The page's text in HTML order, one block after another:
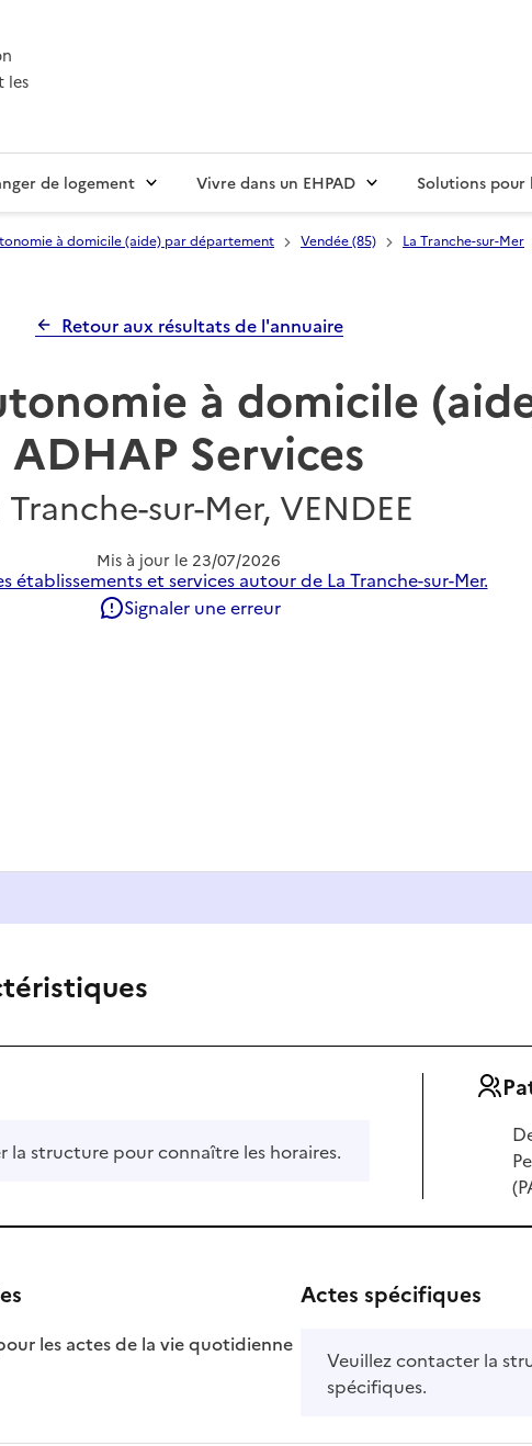
les
de logement Vivre dans un EHPAD Solutions pour
à domicile (aide) par département Vendée (85) La Tranche-sur-Mer
Retour aux résultats de l'annuaire
à domicile
ADHAP Services
Tranche-sur-Mer, VENDEE
Mis à jour le 23/07/2026
établissements et services autour de La Tranche-sur-Mer.
Signaler une erreur
la structure pour connaître les horaires.
les actes de la vie quotidienne
Actes spécifiques
Veuillez contacter la
spécifiques.